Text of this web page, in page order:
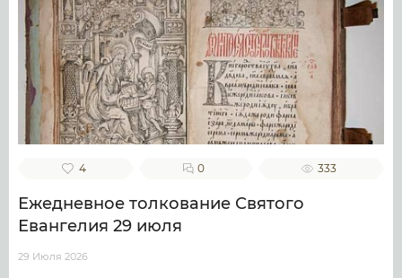
4 0 333
Ежедневное толкование Святого
Евангелия 29 июля
29 Июля 2026